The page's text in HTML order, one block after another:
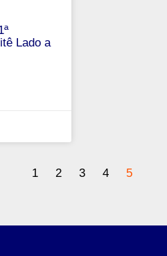
Lado a
1 2 3 4 5